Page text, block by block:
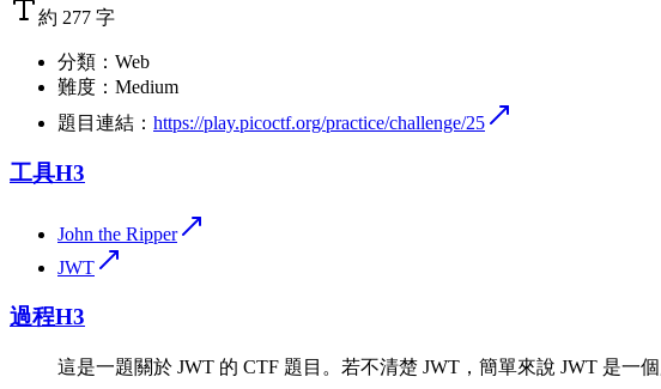
約 277 字
分類：Web
難度：Medium
題目連結： https://play.picoctf.org/practice/challenge/25
工具H3
John the Ripper
JWT
過程H3
這是一題關於 JWT 的 CTF 題目。若不清楚 JWT，簡單來說 JWT 是一